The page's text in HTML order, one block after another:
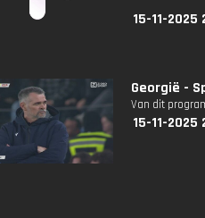
15-11-2025
Georgië -
Van dit
15-11-2025